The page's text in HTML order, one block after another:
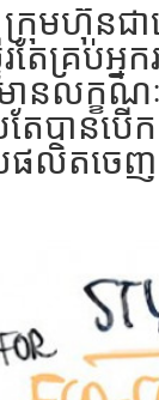
នជាច្រ
គ្រប់អ្នក
លក្ខណៈ
តែបានបើ
លិតចេញ